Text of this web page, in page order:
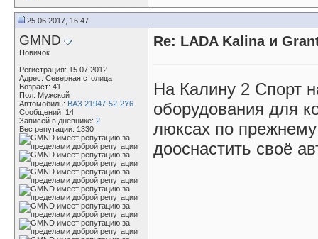
25.06.2017, 16:47
GMND
Новичок
Регистрация: 15.07.2012
Адрес: Северная столица
Возраст: 41
Пол: Мужской
Автомобиль: ВАЗ 21947-52-2Y6
Сообщений: 14
Записей в дневнике: 2
Вес репутации: 1330
Re: LADA Kalina и
На Калину 2 Спорт
оборудования для
люксах по прежнему
дооснастить своё